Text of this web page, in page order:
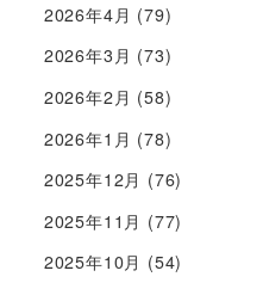
2026年4月 (79)
2026年3月 (73)
2026年2月 (58)
2026年1月 (78)
2025年12月 (76)
2025年11月 (77)
2025年10月 (54)